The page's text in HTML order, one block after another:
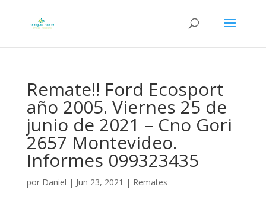
Remate!! Ford Ecosport
año 2005. Viernes 25 de
junio de 2021 – Cno Gori
2657 Montevideo.
Informes 099323435
por Daniel | Jun 23, 2021 | Remates